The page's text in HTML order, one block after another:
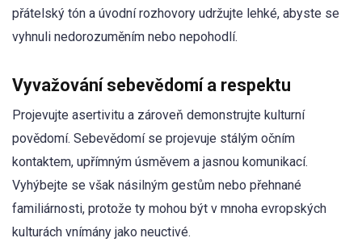
přátelský tón a úvodní rozhovory udržujte lehké, abyste se
vyhnuli nedorozuměním nebo nepohodlí.
Vyvažování sebevědomí a respektu
Projevujte asertivitu a zároveň demonstrujte kulturní
povědomí. Sebevědomí se projevuje stálým očním
kontaktem, upřímným úsměvem a jasnou komunikací.
Vyhýbejte se však násilným gestům nebo přehnané
familiárnosti, protože ty mohou být v mnoha evropských
kulturách vnímány jako neuctivé.